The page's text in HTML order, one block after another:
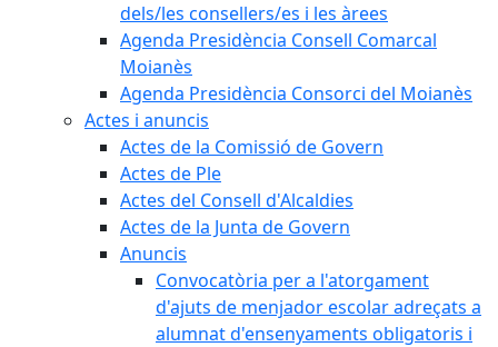
dels/les consellers/es i les àrees
Agenda Presidència Consell Comarcal
Moianès
Agenda Presidència Consorci del Moianès
Actes i anuncis
Actes de la Comissió de Govern
Actes de Ple
Actes del Consell d'Alcaldies
Actes de la Junta de Govern
Anuncis
Convocatòria per a l'atorgament
d'ajuts de menjador escolar adreçats a
alumnat d'ensenyaments obligatoris i